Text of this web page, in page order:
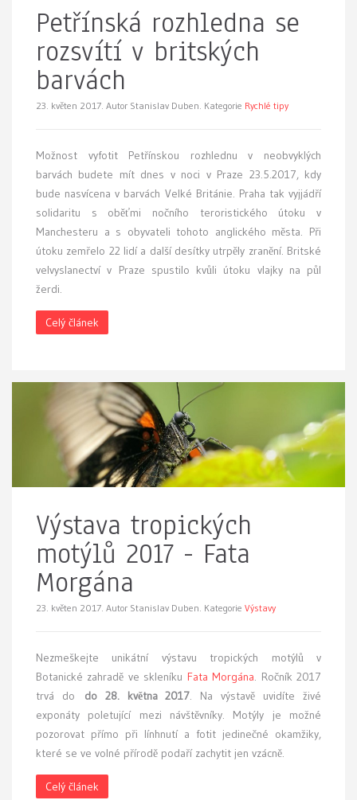
Petřínská rozhledna se
rozsvítí v britských
barvách
23. květen 2017. Autor Stanislav Duben. Kategorie Rychlé tipy
Možnost vyfotit Petřínskou rozhlednu v neobvyklých
barvách budete mít dnes v noci v Praze 23.5.2017, kdy
bude nasvícena v barvách Velké Británie. Praha tak vyjjádří
solidaritu s oběťmi nočního teroristického útoku v
Manchesteru a s obyvateli tohoto anglického města. Při
útoku zemřelo 22 lidí a další desítky utrpěly zranění. Britské
velvyslanectví v Praze spustilo kvůli útoku vlajky na půl
žerdi.
Celý článek
Výstava tropických
motýlů 2017 - Fata
Morgána
23. květen 2017. Autor Stanislav Duben. Kategorie Výstavy
Nezmeškejte unikátní výstavu tropických motýlů v
Botanické zahradě ve skleníku Fata Morgána. Ročník 2017
trvá do do 28. května 2017. Na výstavě uvidíte živé
exponáty poletující mezi návštěvníky. Motýly je možné
pozorovat přímo při línhnutí a fotit jedinečné okamžiky,
které se ve volné přírodě podaří zachytit jen vzácně.
Celý článek